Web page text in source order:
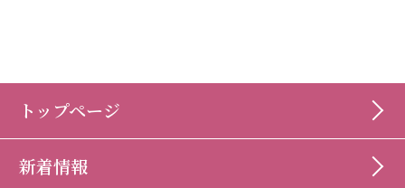
トップページ
新着情報